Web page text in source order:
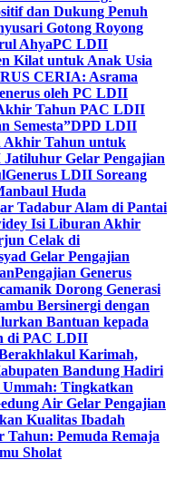
dan Dukung Penuh
Gotong Royong
AhyaPC LDII
Kilat untuk Anak Usia
CERIA: Asrama
oleh PC LDII
Tahun PAC LDII
Semesta”DPD LDII
Akhir Tahun untuk
Gelar Pengajian
Generus LDII Soreang
Huda
Tadabur Alam di Pantai
Isi Liburan Akhir
Celak di
Gelar Pengajian
Pengajian Generus
Dorong Generasi
Bersinergi dengan
Bantuan kepada
di PAC LDII
Karimah,
Bandung Hadiri
Tingkatkan
Air Gelar Pengajian
Kualitas Ibadah
Pemuda Remaja
Sholat